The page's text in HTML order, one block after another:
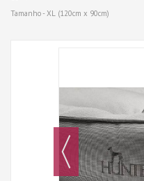
Tamanho - XL (120cm x 90cm)